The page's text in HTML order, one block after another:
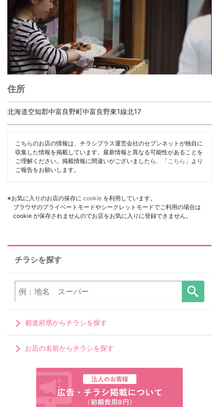
住所
北海道空知郡中富良野町中富良野東1線北17
こちらのお店の情報は、チラシプラス運営会社のセブンネットが独自に
収集した情報を掲載しています。最新情報と異なる可能性があることを
ご理解ください。掲載情報に間違いがございましたら、「 こちら 」より
ご報告をお願いします。
※お気に入りのお店の保存に cookie を利用しています。
ブラウザのプライベートモードやシークレットモードでご利用の場合は
cookie が保存されませんのでお店をお気に入りに登録できません。
チラシを探す
都道府県からチラシを探す
お店の名前からチラシを探す